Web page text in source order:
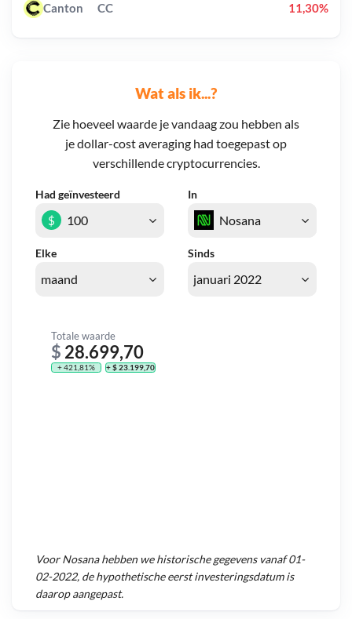
Wat als ik...?
Zie hoeveel waarde je vandaag zou hebben als
je dollar-cost averaging had toegepast op
verschillende cryptocurrencies.
Had geïnvesteerd In
Elke Sinds
$
Totale waarde
$ 28.699,70
+ 421,81% + $ 23.199,70
VoorNosanahebben we historische gegevens vanaf01-
02-2022, de hypothetische eerst investeringsdatum is
daarop aangepast.
Canton CC 11,30%